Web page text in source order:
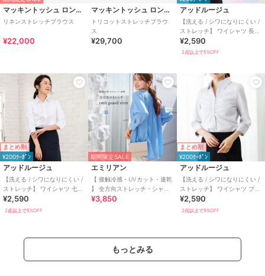
マッキントッシュ ロンドン
リネンストレッチブラウス
¥22,000
マッキントッシュ ロンドン
トリコットストレッチブラウ
ス
¥29,700
アッドルージュ
【洗える / シワになりにくい /
ストレッチ】 ワイシャツ 長袖
5号～23号
¥2,590
2点以上で5%OFF
まとめ割
¥200ｸｰﾎﾟﾝ
アッドルージュ
【洗える / シワになりにくい /
ストレッチ】 ワイシャツ 七分
袖 5号～23号
¥2,590
2点以上で5%OFF
期間限定SALE
エミリアン
【 接触冷感・UVカット・速乾
】 全方向ストレッチ・シャツ
型ラッシュガード
¥3,850
まとめ割
¥200ｸｰﾎﾟﾝ
アッドルージュ
【洗える / シワになりにくい /
ストレッチ】 ワイシャツ ブラ
ウス 5号～23号
¥2,590
2点以上で5%OFF
もっとみる